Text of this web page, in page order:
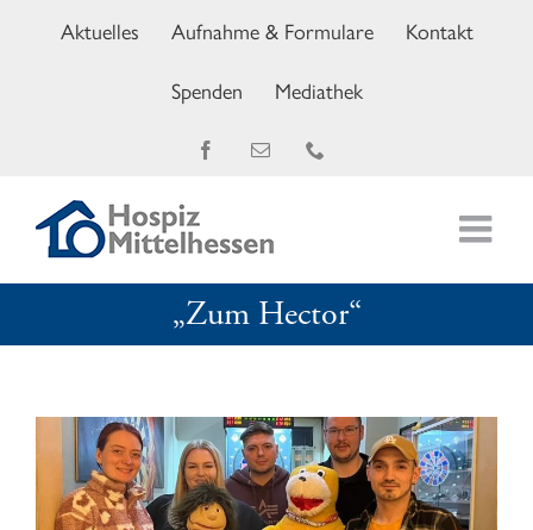
Aktuelles Aufnahme & Formulare
Kontakt
Spenden
Mediathek
Facebook
E-
„Zum Hector“